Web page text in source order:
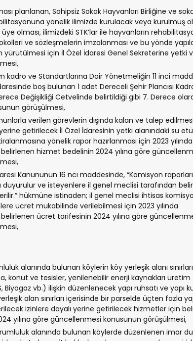
planlanan, Sahipsiz Sokak Hayvanları Birliğine ve
yönelik ilimizde kurulacak veya kurulmuş
olması, ilimizdeki STK’lar ile hayvanların
ve sözleşmelerin imzalanması ve bu yönde
yürütülmesi için İl Özel İdaresi Genel Sekreterine yetki
kadro ve Standartlarına Dair Yönetmeliğin 11 inci
boş bulunan 1 adet Dereceli Şehir Plancısı
Değişikliği Cetvelinde belirtildiği gibi 7. Derece
görüşülmesi,
verilen görevlerin dışında kalan ve talep
getirilecek İl Özel İdaresinin yetki alanındaki su
yönelik rapor hazırlanması için 2023 yılında
hizmet bedelinin 2024 yılına göre
Kanununun 16 ncı maddesinde, “Komisyon
duyurulur ve isteyenlere il genel meclisi tarafından
hükmüne istinaden; il genel meclisi ihtisas
ücret mukabilinde verilebilmesi için 2023 yılında
ücret tarifesinin 2024 yılına göre
alanında bulunan köylerin köy yerleşik alanı sınırları
konut ve tesisler, yenilenebilir enerji kaynakları üretim
Biyogaz vb.) ilişkin düzenlenecek yapı ruhsatı ve yapı
alan sınırları içerisinde bir parselde üçten fazla
izinlere dayalı yerine getirilecek hizmetler için
yılına göre güncellenmesi konusunun görüşülmesi,
alanında bulunan köylerde düzenlenen imar